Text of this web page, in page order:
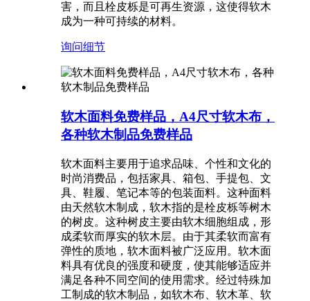
害，而且栓皮栎是可再生资源，这使得软木
成为一种可持续的材料。
询问细节
软木面料免费样品，A4尺寸软木布，
各种软木制品免费样品
软木面料主要用于追求品味、个性和文化的
时尚消费品，包括家具、箱包、手提包、文
具、鞋履、笔记本等的包装面料。这种面料
由天然软木制成，软木指的是栓皮栎等树木
的树皮。这种树皮主要由软木细胞组成，形
成柔软而厚实的软木层。由于其柔软而富有
弹性的质地，软木面料被广泛应用。软木面
料具有优良的强度和硬度，使其能够适应并
满足各种不同空间的使用需求。经过特殊加
工制成的软木制品，如软木布、软木革、软